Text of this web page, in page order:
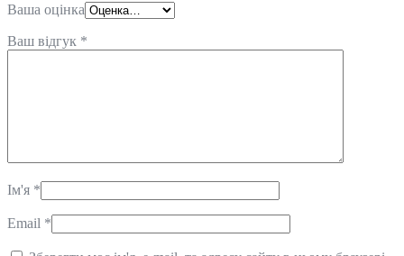
Ваша оцінка
Ваш відгук *
Ім'я *
Email *